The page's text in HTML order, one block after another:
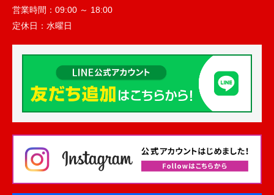
営業時間： 09:00 ～ 18:00
定休日： 水曜日